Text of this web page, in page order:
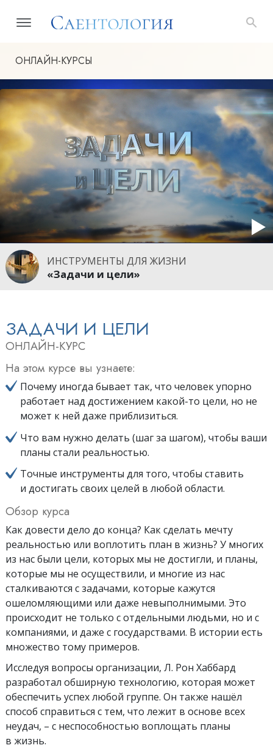
ОНЛАЙН-КУРСЫ
ИНСТРУМЕНТЫ ДЛЯ ЖИЗНИ
«Задачи и цели»
ЗАДАЧИ И ЦЕЛИ
ОНЛАЙН-КУРС
На этом курсе вы узнаете:
Почему иногда бывает так, что человек упорно
работает над достижением какой-то цели, но не
может к ней даже приблизиться.
Что вам нужно делать (шаг за шагом), чтобы ваши
планы стали реальностью.
Точные инструменты для того, чтобы ставить
и достигать своих целей в любой области.
Обзор курса
Как довести дело до конца? Как сделать мечту
реальностью или воплотить план в жизнь? У многих
из нас были цели, которых мы не достигли, и планы,
которые мы не осуществили, и многие из нас
сталкиваются с задачами, которые кажутся
ошеломляющими или даже невыполнимыми. Это
происходит не только с отдельными людьми, но и с
компаниями, и даже с государствами. В истории есть
множество тому примеров.
Исследуя вопросы организации, Л. Рон Хаббард
разработал обширную технологию, которая может
обеспечить успех любой группе. Он также нашёл
способ справиться с тем, что лежит в основе всех
неудач, – с неспособностью воплощать планы
в жизнь.